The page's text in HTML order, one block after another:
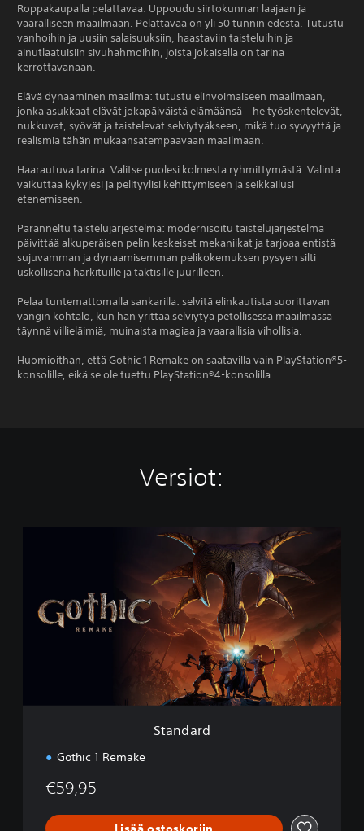
Roppakaupalla pelattavaa: Uppoudu siirtokunnan laajaan ja
vaaralliseen maailmaan. Pelattavaa on yli 50 tunnin edestä. Tutustu
vanhoihin ja uusiin salaisuuksiin, haastaviin taisteluihin ja
ainutlaatuisiin sivuhahmoihin, joista jokaisella on tarina
kerrottavanaan.
Elävä dynaaminen maailma: tutustu elinvoimaiseen maailmaan,
jonka asukkaat elävät jokapäiväistä elämäänsä – he työskentelevät,
nukkuvat, syövät ja taistelevat selviytyäkseen, mikä tuo syvyyttä ja
realismia tähän mukaansatempaavaan maailmaan.
Haarautuva tarina: Valitse puolesi kolmesta ryhmittymästä. Valinta
vaikuttaa kykyjesi ja pelityylisi kehittymiseen ja seikkailusi
etenemiseen.
Paranneltu taistelujärjestelmä: modernisoitu taistelujärjestelmä
päivittää alkuperäisen pelin keskeiset mekaniikat ja tarjoaa entistä
sujuvamman ja dynaamisemman pelikokemuksen pysyen silti
uskollisena harkituille ja taktisille juurilleen.
Pelaa tuntemattomalla sankarilla: selvitä elinkautista suorittavan
vangin kohtalo, kun hän yrittää selviytyä petollisessa maailmassa
täynnä villieläimiä, muinaista magiaa ja vaarallisia vihollisia.
Huomioithan, että Gothic 1 Remake on saatavilla vain PlayStation®5-
konsolille, eikä se ole tuettu PlayStation®4-konsolilla.
Versiot:
Standard
Gothic 1 Remake
€59,95